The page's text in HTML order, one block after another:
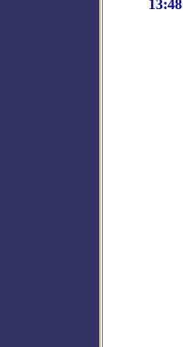
13:48